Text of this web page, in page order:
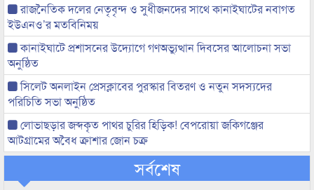
রাজনৈতিক দলের নেতৃবৃন্দ ও সুধীজনদের সাথে কানাইঘাটের নবাগত
ইউএনও’র মতবিনিময়
কানাইঘাটে প্রশাসনের উদ্যোগে গণঅভ্যুত্থান দিবসের আলোচনা সভা
অনুষ্ঠিত
সিলেট অনলাইন প্রেসক্লাবের পুরস্কার বিতরণ ও নতুন সদস্যদের
পরিচিতি সভা অনুষ্ঠিত
লোভাছড়ার জব্দকৃত পাথর চুরির হিড়িক! বেপরোয়া জকিগঞ্জের
আটগ্রামের অবৈধ ক্রাশার জোন চক্র
সর্বশেষ